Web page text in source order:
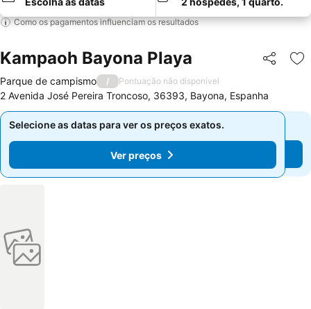
Como os pagamentos influenciam os resultados
Kampaoh Bayona Playa Partilhar
Parque de campismo / Pontuação não disponível
2 Avenida José Pereira Troncoso, 36393, Bayona, Espanha
Selecione as datas para ver os preços exatos.
Ver preços
Selecione as datas para ver os preços exatos.
Ver preços